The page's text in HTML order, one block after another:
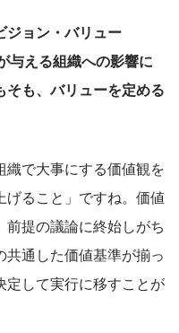
ョン・バリュー
与える組織への影響に
も、バリューを定める
で大事にする価値観を
ること」ですね。価値
提の議論に終始しがち
通した価値基準が揃っ
定して実行に移すことが